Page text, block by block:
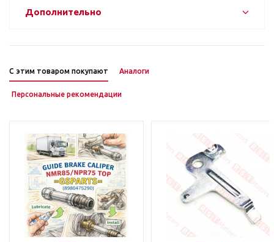
Дополнительно
С этим товаром покупают Аналоги
Персональные рекомендации